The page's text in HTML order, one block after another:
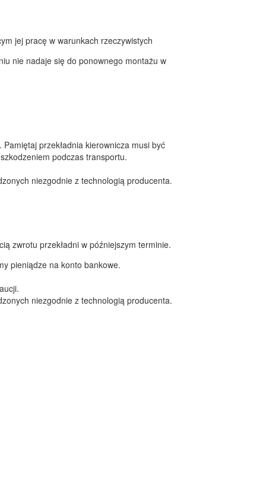
jej pracę w warunkach rzeczywistych
nie nadaje się do ponownego montażu w
przekładnia kierownicza musi być
podczas transportu.
niezgodnie z technologią producenta.
zwrotu przekładni w późniejszym terminie.
pieniądze na konto bankowe.
niezgodnie z technologią producenta.